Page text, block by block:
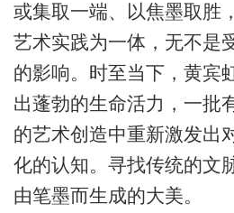
或集取一端、以焦墨取胜
艺术实践为一体，无不是
的影响。时至当下，黄宾
出蓬勃的生命活力，一批
的艺术创造中重新激发出
化的认知。寻找传统的文
由笔墨而生成的大美。